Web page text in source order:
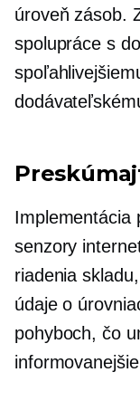
úroveň zásob.
spolupráce s
Implementácia
senzory
riadenia
údaje o
pohyboch, čo